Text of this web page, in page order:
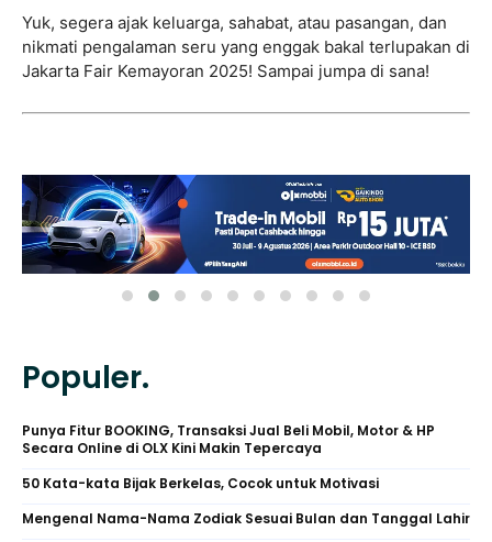
Yuk, segera ajak keluarga, sahabat, atau pasangan, dan
nikmati pengalaman seru yang enggak bakal terlupakan di
Jakarta Fair Kemayoran 2025! Sampai jumpa di sana!
Populer.
Punya Fitur BOOKING, Transaksi Jual Beli Mobil, Motor & HP
Secara Online di OLX Kini Makin Tepercaya
50 Kata-kata Bijak Berkelas, Cocok untuk Motivasi
Mengenal Nama-Nama Zodiak Sesuai Bulan dan Tanggal Lahir